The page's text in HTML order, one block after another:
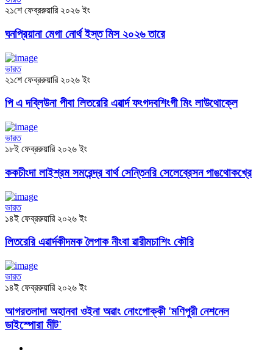
২১শে ফেব্ররুয়ারি ২০২৬ ইং
ঘনপ্রিয়ানা মেগা নোর্থ ইস্ত মিস ২০২৬ তারে
ভারত
২১শে ফেব্ররুয়ারি ২০২৬ ইং
পি এ দব্লিউনা পীবা লিতরেরি এৱার্দ ফংগদবশিংগী মিং লাউথোক্লে
ভারত
১৮ই ফেব্ররুয়ারি ২০২৬ ইং
ককচীংদা লাইশ্রম সমরেন্দ্র বার্থ সেন্তিনরি সেলেব্রেসন পাঙথোকখ্রে
ভারত
১৪ই ফেব্ররুয়ারি ২০২৬ ইং
লিতরেরি এৱার্দকীদমক লৈপাক নীংবা ৱারীমচাশিং কৌরি
ভারত
১৪ই ফেব্ররুয়ারি ২০২৬ ইং
আগরতলাদা অহানবা ওইনা অৱাং নোংপোক্কী 'মণিপুরী নেশনেল
ডাইস্পোরা মীট'